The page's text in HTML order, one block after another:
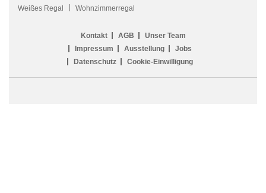
Weißes Regal
Wohnzimmerregal
Kontakt AGB
Unser Team
Impressum
Ausstellung
Jobs
Datenschutz
Cookie-Einwilligung